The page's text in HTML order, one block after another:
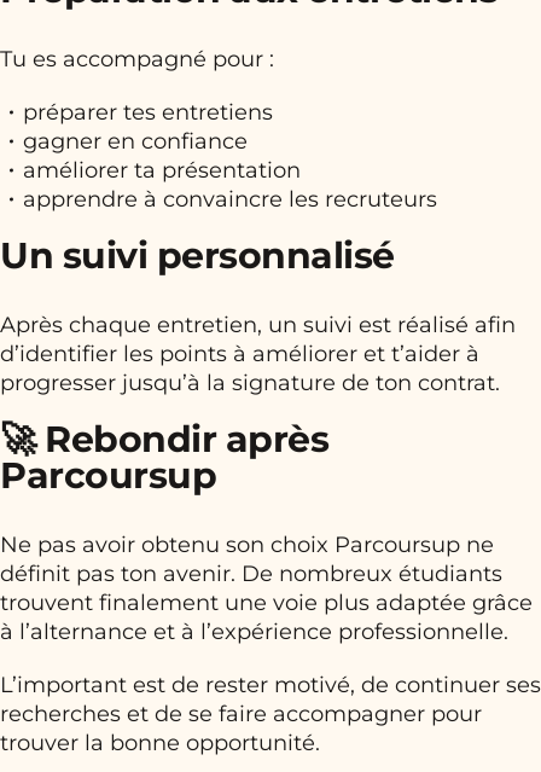
Tu es accompagné pour :
préparer tes entretiens
gagner en confiance
améliorer ta présentation
apprendre à convaincre les recruteurs
Un suivi personnalisé
Après chaque entretien, un suivi est réalisé afin
d’identifier les points à améliorer et t’aider à
progresser jusqu’à la signature de ton contrat.
🚀 Rebondir après
Parcoursup
Ne pas avoir obtenu son choix Parcoursup ne
définit pas ton avenir. De nombreux étudiants
trouvent finalement une voie plus adaptée grâce
à l’alternance et à l’expérience professionnelle.
L’important est de rester motivé, de continuer ses
recherches et de se faire accompagner pour
trouver la bonne opportunité.